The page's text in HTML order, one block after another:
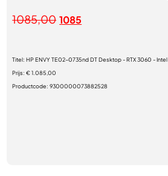
1085,00 1085
Titel:HP ENVY TE02-0735nd DT Desktop - RTX 3060 - Intel
Prijs:€ 1.085,00
Productcode:9300000073882528